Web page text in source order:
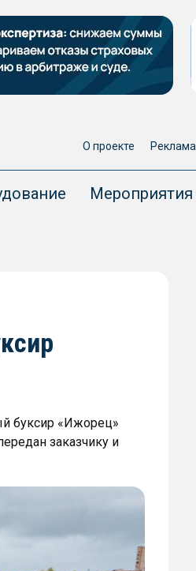
О проекте Реклама
Мероприятия
буксир «Ижорец»
заказчику и